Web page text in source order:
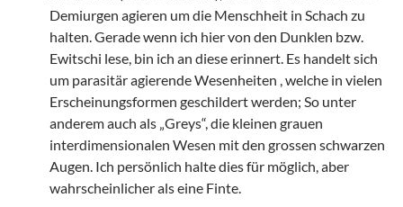
Demiurgen agieren um die Menschheit in Schach zu
halten. Gerade wenn ich hier von den Dunklen bzw.
Ewitschi lese, bin ich an diese erinnert. Es handelt sich
um parasitär agierende Wesenheiten , welche in vielen
Erscheinungsformen geschildert werden; So unter
anderem auch als „Greys“, die kleinen grauen
interdimensionalen Wesen mit den grossen schwarzen
Augen. Ich persönlich halte dies für möglich, aber
wahrscheinlicher als eine Finte.